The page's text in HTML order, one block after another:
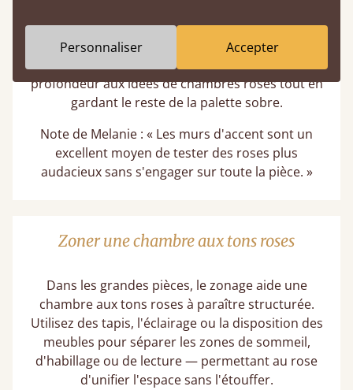
sans surcharger la pièce. Cela fonctionne
particulièrement bien avec des têtes de lit
rembourrées ou en bois, ajoutant de la
profondeur aux idées de chambres roses tout en
gardant le reste de la palette sobre.
Note de Melanie : « Les murs d'accent sont un
excellent moyen de tester des roses plus
audacieux sans s'engager sur toute la pièce. »
Zoner une chambre aux tons roses
Dans les grandes pièces, le zonage aide une
chambre aux tons roses à paraître structurée.
Utilisez des tapis, l'éclairage ou la disposition des
meubles pour séparer les zones de sommeil,
d'habillage ou de lecture — permettant au rose
d'unifier l'espace sans l'étouffer.
Personnaliser Accepter